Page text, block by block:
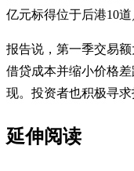
亿元标得位于后港10
报告说，第一季交易
借贷成本并缩小价格
现。投资者也积极寻求
延伸阅读